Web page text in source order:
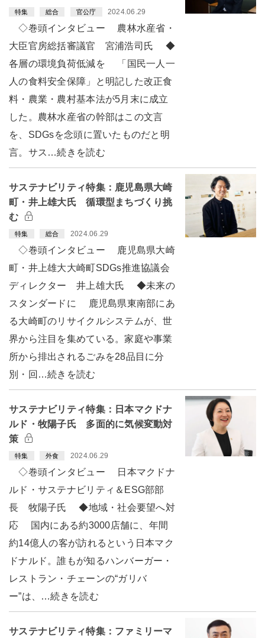
特集 総合 官公庁 2024.06.29
◇巻頭インタビュー 農林水産省・
大臣官房総括審議官 宮浦浩司氏 ◆
各層の環境負荷低減を 「国民一人一
人の食料安全保障」と明記した改正食
料・農業・農村基本法が5月末に成立
した。農林水産省の幹部はこの文言
を、SDGsを念頭に置いたものだと明
言。サス…続きを読む
サステナビリティ特集：鹿児島県大崎
町・井上雄大氏 循環型まちづくり挑
む
特集 総合 2024.06.29
◇巻頭インタビュー 鹿児島県大崎
町・井上雄大大崎町SDGs推進協議会
ディレクター 井上雄大氏 ◆未来の
スタンダードに 鹿児島県東南部にあ
る大崎町のリサイクルシステムが、世
界から注目を集めている。家庭や事業
所から排出されるごみを28品目に分
別・回…続きを読む
サステナビリティ特集：日本マクドナ
ルド・牧陽子氏 多面的に気候変動対
策
特集 外食 2024.06.29
◇巻頭インタビュー 日本マクドナ
ルド・サステナビリティ＆ESG部部
長 牧陽子氏 ◆地域・社会要望へ対
応 国内にある約3000店舗に、年間
約14億人の客が訪れるという日本マク
ドナルド。誰もが知るハンバーガー・
レストラン・チェーンの“ガリバ
ー”は、…続きを読む
サステナビリティ特集：ファミリーマ